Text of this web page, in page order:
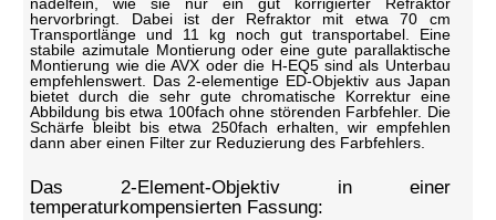
nadelfein, wie sie nur ein gut korrigierter Refraktor
hervorbringt. Dabei ist der Refraktor mit etwa 70 cm
Transportlänge und 11 kg noch gut transportabel. Eine
stabile azimutale Montierung oder eine gute parallaktische
Montierung wie die AVX oder die H-EQ5 sind als Unterbau
empfehlenswert. Das 2-elementige ED-Objektiv aus Japan
bietet durch die sehr gute chromatische Korrektur eine
Abbildung bis etwa 100fach ohne störenden Farbfehler. Die
Schärfe bleibt bis etwa 250fach erhalten, wir empfehlen
dann aber einen Filter zur Reduzierung des Farbfehlers.
Das 2-Element-Objektiv in einer
temperaturkompensierten Fassung: